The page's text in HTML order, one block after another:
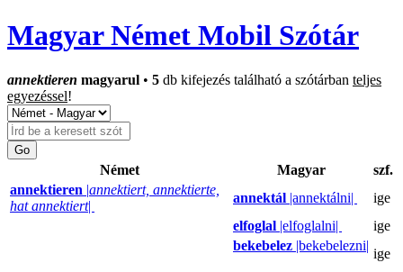
Magyar Német Mobil Szótár
annektieren magyarul • 5 db kifejezés található a szótárban teljes
egyezéssel!
Német Magyar
szf.
annektieren |annektiert, annektierte,
hat annektiert|
annektál |annektálni|
ige
elfoglal |elfoglalni|
ige
bekebelez |bekebelezni|
ige